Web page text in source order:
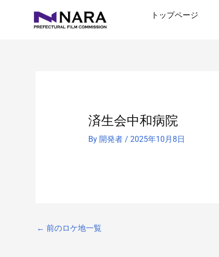
トップページ
済生会中和病院
By 開発者 / 2025年10月8日
← 前のロケ地一覧